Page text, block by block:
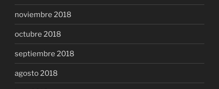
noviembre 2018
octubre 2018
septiembre 2018
agosto 2018